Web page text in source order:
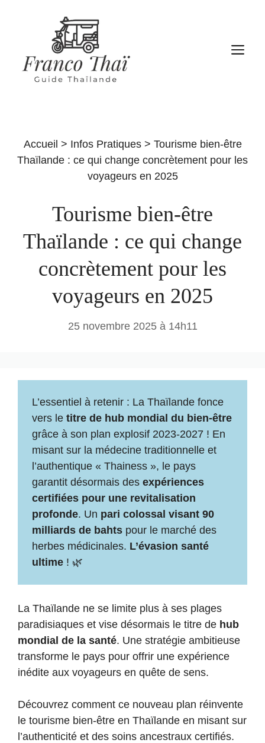
Accueil > Infos Pratiques> Tourisme bien-être
Thaïlande : ce qui change concrètement pour les
voyageurs en 2025
Tourisme bien-être
Thaïlande : ce qui change
concrètement pour les
voyageurs en 2025
25 novembre 2025 à 14h11
L’essentiel à retenir : La Thaïlande fonce
vers le titre de hub mondial du bien-être
grâce à son plan explosif 2023-2027 ! En
misant sur la médecine traditionnelle et
l’authentique « Thainess », le pays
garantit désormais des expériences
certifiées pour une revitalisation
profonde. Un pari colossal visant 90
milliards de bahts pour le marché des
herbes médicinales. L’évasion santé
ultime ! 🌿
La Thaïlande ne se limite plus à ses plages
paradisiaques et vise désormais le titre de hub
mondial de la santé. Une stratégie ambitieuse
transforme le pays pour offrir une expérience
inédite aux voyageurs en quête de sens.
Découvrez comment ce nouveau plan réinvente
le tourisme bien-être en Thaïlande en misant sur
l’authenticité et des soins ancestraux certifiés.